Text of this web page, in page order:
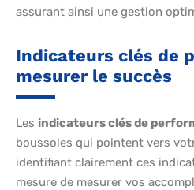
assurant ainsi une gestion
Indicateurs clés de
mesurer le succès
Les indicateurs clés de
boussoles qui pointent vers
identifiant clairement ces
mesure de mesurer vos